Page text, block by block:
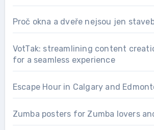
Proč okna a dveře nejsou jen
VotTak: streamlining content
for a seamless experience
Escape Hour in Calgary and
Zumba posters for Zumba lovers